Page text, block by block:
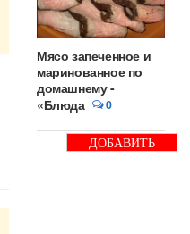
Мясо запеченное и
маринованное по
домашнему -
«Блюда
0
ДОБАВИТЬ